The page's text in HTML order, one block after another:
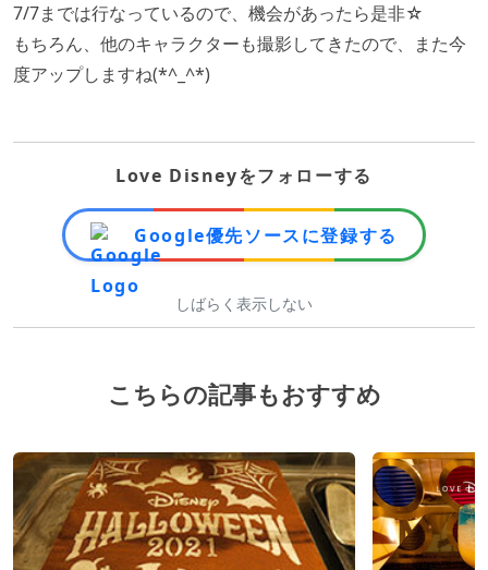
7/7までは行なっているので、機会があったら是非☆
もちろん、他のキャラクターも撮影してきたので、また今
度アップしますね(*^_^*)
Love Disneyをフォローする
Google優先ソースに登録する
しばらく表示しない
こちらの記事もおすすめ